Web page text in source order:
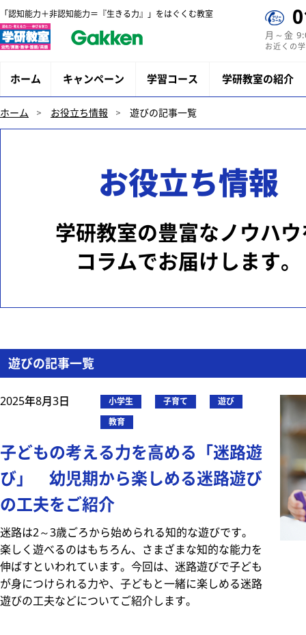
「認知能力＋非認知能力＝『生きる力』」をはぐくむ教室
月～金
お近くの
ホーム キャンペーン 学習コース 学研教室の紹介
ホーム お役立ち情報 遊びの記事一覧
お役立ち情報
学研教室の豊富なノウハ
コラムでお届けします。
遊びの記事一覧
2025年8月3日 小学生 子育て
遊び
教育
子どもの考える力を高める「迷路遊
び」 幼児期から楽しめる迷路遊び
の工夫をご紹介
迷路は2～3歳ごろから始められる知的な遊びです。
楽しく遊べるのはもちろん、さまざまな知的な能力を
伸ばすといわれています。今回は、迷路遊びで子ども
が身につけられる力や、子どもと一緒に楽しめる迷路
遊びの工夫などについてご紹介します。